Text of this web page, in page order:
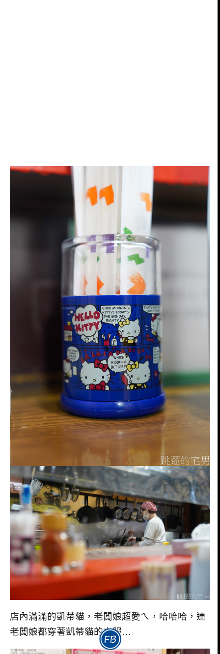
店內滿滿的凱蒂貓，老闆娘超愛ㄟ，哈哈哈，連
老闆娘都穿著凱蒂貓的衣服…